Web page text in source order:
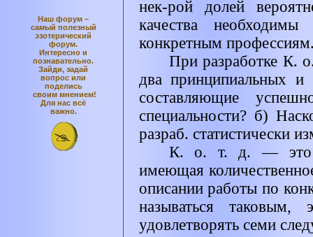
Наш форум –
самый полезный
эзотерический
форум.
Интересно и
познавательно.
Зайди, задай
вопрос или
поделись
своим мнением!
Для нас всё
важно.
нек-рой долей
качества
конкретным
При разработке К.
два принципиальных
составляющие
специальности? б)
разраб. статистически
К. о. т. д. — это
имеющая
описании работы по
называться
удовлетворять семи